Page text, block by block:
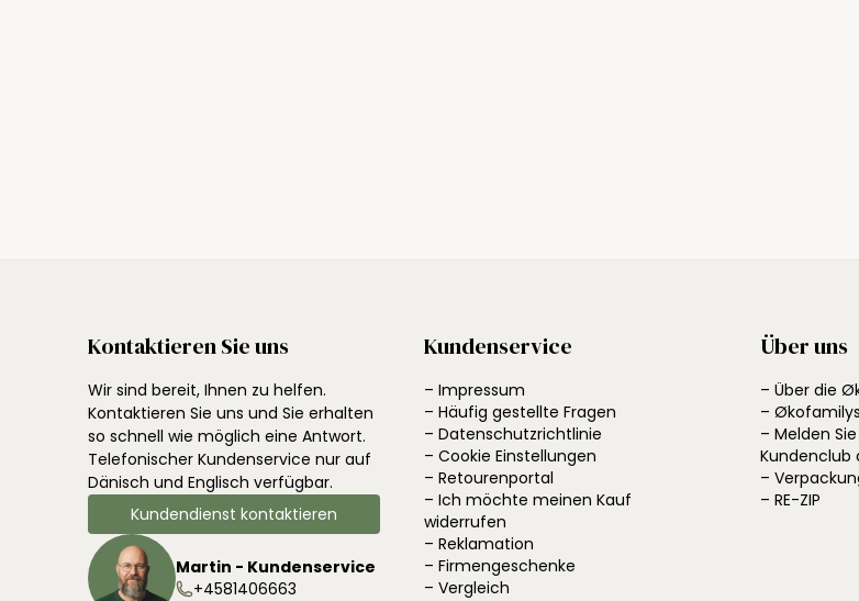
Kontaktieren Sie uns
Wir sind bereit, Ihnen zu helfen.
Kontaktieren Sie uns und Sie erhalten
so schnell wie möglich eine Antwort.
Telefonischer Kundenservice nur auf
Dänisch und Englisch verfügbar.
Kundendienst kontaktieren
Martin - Kundenservice
+4581406663
Kundenservice
– Impressum
– Häufig gestellte Fragen
– Datenschutzrichtlinie
– Cookie Einstellungen
– Retourenportal
– Ich möchte meinen Kauf
widerrufen
– Reklamation
– Firmengeschenke
– Vergleich
Über uns
– Über die
–
– Melden
Kundenclub
–
– RE-ZIP